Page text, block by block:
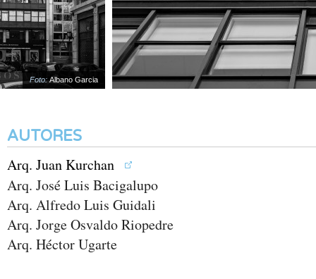
Foto:Albano Garcia
AUTORES
Arq. Juan Kurchan
Arq. José Luis Bacigalupo
Arq. Alfredo Luis Guidali
Arq. Jorge Osvaldo Riopedre
Arq. Héctor Ugarte